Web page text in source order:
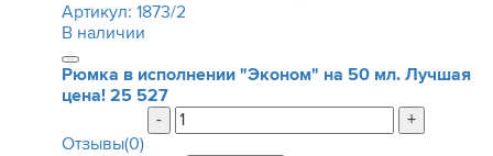
Артикул: 1873/2
В наличии
Рюмка в исполнении "Эконом" на 50 мл. Лучшая
цена! 25 527
-
+
Отзывы(0)